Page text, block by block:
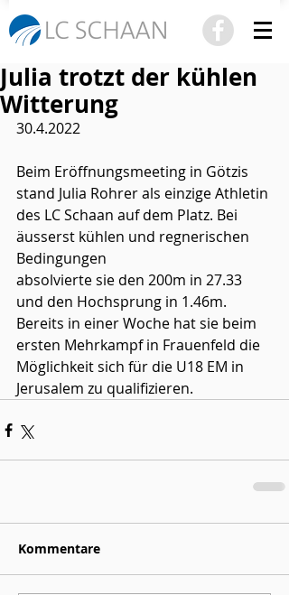
Julia trotzt der kühlen
Witterung
30.4.2022
Beim Eröffnungsmeeting in Götzis
stand Julia Rohrer als einzige Athletin
des LC Schaan auf dem Platz. Bei
äusserst kühlen und regnerischen
Bedingungen
absolvierte sie den 200m in 27.33
und den Hochsprung in 1.46m.
Bereits in einer Woche hat sie beim
ersten Mehrkampf in Frauenfeld die
Möglichkeit sich für die U18 EM in
Jerusalem zu qualifizieren.
Kommentare